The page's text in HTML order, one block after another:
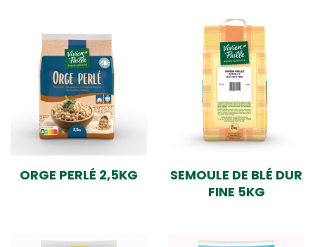
ORGE PERLÉ 2,5KG
SEMOULE DE BLÉ DUR
FINE 5KG